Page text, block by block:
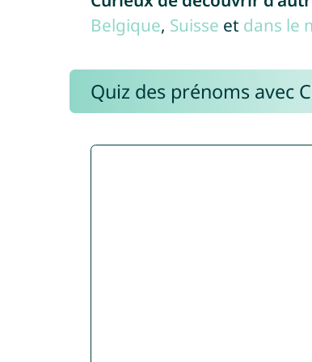
Belgique, Suisse et dans le
Quiz des prénoms avec